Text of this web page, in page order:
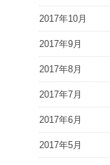
2017年10月
2017年9月
2017年8月
2017年7月
2017年6月
2017年5月